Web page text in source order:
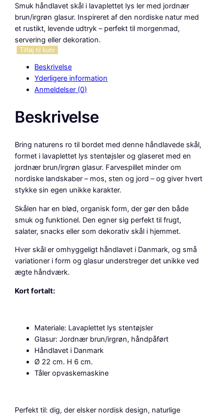
Smuk håndlavet skål i lavaplettet lys ler med jordnær
brun/irgrøn glasur. Inspireret af den nordiske natur med
et rustikt, levende udtryk – perfekt til morgenmad,
servering eller dekoration.
h
å
n
d
l
v
e
t
k
å
l
i
i
Tilføj til kurv
Beskrivelse
Yderligere information
Anmeldelser (0)
Beskrivelse
Bring naturens ro til bordet med denne håndlavede skål,
formet i lavaplettet lys stentøjsler og glaseret med en
jordnær brun/irgrøn glasur. Farvespillet minder om
nordiske landskaber – mos, sten og jord – og giver hvert
stykke sin egen unikke karakter.
Skålen har en blød, organisk form, der gør den både
smuk og funktionel. Den egner sig perfekt til frugt,
salater, snacks eller som dekorativ skål i hjemmet.
Hver skål er omhyggeligt håndlavet i Danmark, og små
variationer i form og glasur understreger det unikke ved
ægte håndværk.
Kort fortalt:
Materiale: Lavaplettet lys stentøjsler
Glasur: Jordnær brun/irgrøn, håndpåført
Håndlavet i Danmark
Ø 22 cm. H 6 cm.
Tåler opvaskemaskine
Perfekt til: dig, der elsker nordisk design, naturlige